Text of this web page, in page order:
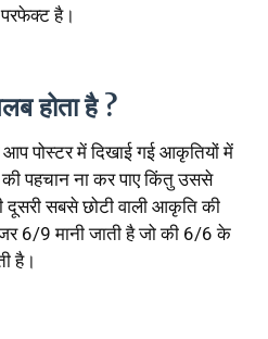
है।
होता है ?
पोस्टर में दिखाई गई आकृतियों में
पहचान ना कर पाए किंतु उससे
दूसरी सबसे छोटी वाली आकृति की
6/9 मानी जाती है जो की 6/6 के
है।